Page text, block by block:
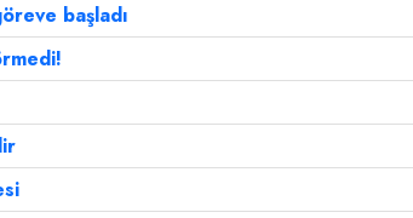
başladı